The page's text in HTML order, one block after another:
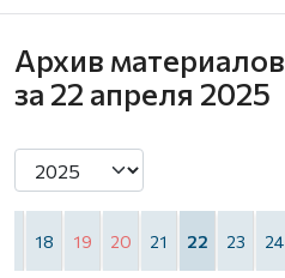
Архив материалов
за 22 апреля 2025
18 19 20 21 22 23 24